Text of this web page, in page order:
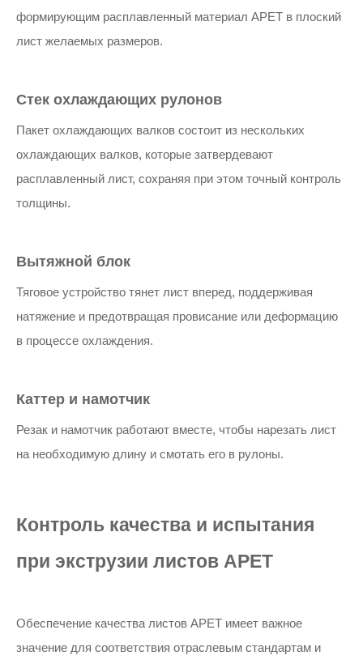
формирующим расплавленный материал APET в плоский
лист желаемых размеров.
Стек охлаждающих рулонов
Пакет охлаждающих валков состоит из нескольких
охлаждающих валков, которые затвердевают
расплавленный лист, сохраняя при этом точный контроль
толщины.
Вытяжной блок
Тяговое устройство тянет лист вперед, поддерживая
натяжение и предотвращая провисание или деформацию
в процессе охлаждения.
Каттер и намотчик
Резак и намотчик работают вместе, чтобы нарезать лист
на необходимую длину и смотать его в рулоны.
Контроль качества и испытания
при экструзии листов APET
Обеспечение качества листов APET имеет важное
значение для соответствия отраслевым стандартам и